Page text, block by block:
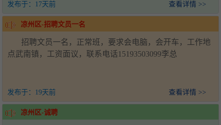
发布于： 17天前 查看详情 >>
凉州区-招聘文员一名
招聘文员一名，正常班，要求会电脑，会开车，工作地
点武南镇，工资面议，联系电话15193503099李总
发布于： 19天前 查看详情 >>
凉州区-诚聘